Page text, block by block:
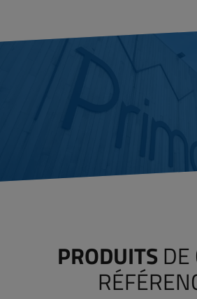
PRODUITS DE